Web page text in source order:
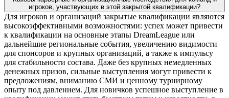
игроков, участвующих в этой закрытой квалификации?
Для игроков и организаций закрытые квалификации являются
высокоэффективными возможностями: успех может привести
к квалификации на основные этапы DreamLeague или
дальнейшие региональные события, увеличению видимости
для спонсоров и крупных организаций, а также к импульсу
для стабильности состава. Даже без крупных немедленных
денежных призов, сильные выступления могут привести к
предложениям, вниманию СМИ и ценному турнирному
опыту под давлением. Для новичков успешное выступление в